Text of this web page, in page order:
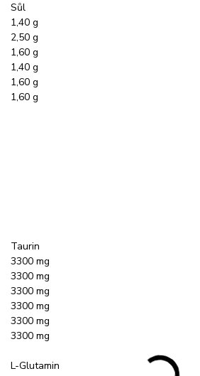
Sůl
1,40 g
2,50 g
1,60 g
1,40 g
1,60 g
1,60 g
Taurin
3300 mg
3300 mg
3300 mg
3300 mg
3300 mg
3300 mg
L-Glutamin